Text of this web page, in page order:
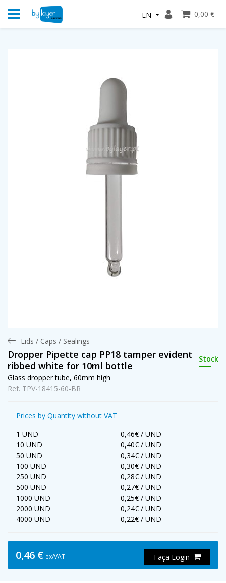
EN 0,00 €
Lids / Caps / Sealings
Dropper Pipette cap PP18 tamper evident
ribbed white for 10ml bottle
Stock
Glass dropper tube, 60mm high
Ref. TPV-18415-60-BR
Prices by Quantity without VAT
1 UND
0,46€ / UND
10 UND
0,40€ / UND
50 UND
0,34€ / UND
100 UND
0,30€ / UND
250 UND
0,28€ / UND
500 UND
0,27€ / UND
1000 UND
0,25€ / UND
2000 UND
0,24€ / UND
4000 UND
0,22€ / UND
0,46 € ex/VAT Faça Login